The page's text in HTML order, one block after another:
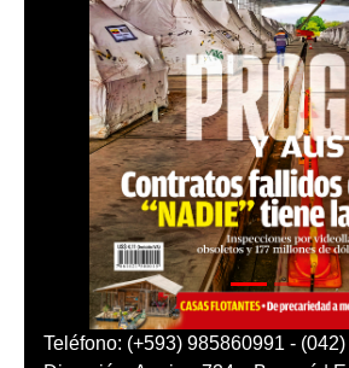
Teléfono: (+593) 985860991 - (042)